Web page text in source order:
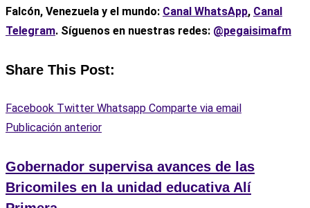
Falcón, Venezuela y el mundo: Canal WhatsApp, Canal
Telegram. Síguenos en nuestras redes: @pegaisimafm
Share This Post:
Facebook Twitter Whatsapp Comparte via email
Publicación anterior
Gobernador supervisa avances de las
Bricomiles en la unidad educativa Alí